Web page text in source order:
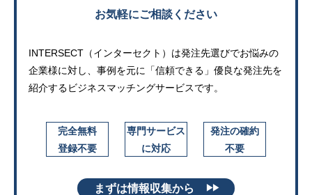
お気軽にご相談ください
INTERSECT（インターセクト）は発注先選びでお悩みの
企業様に対し、 事例を元に「信頼できる」優良な発注先を
紹介するビジネスマッチングサービスです。
完全無料
登録不要
専門サービス
に対応
発注の確約
不要
まずは情報収集から ▶▶